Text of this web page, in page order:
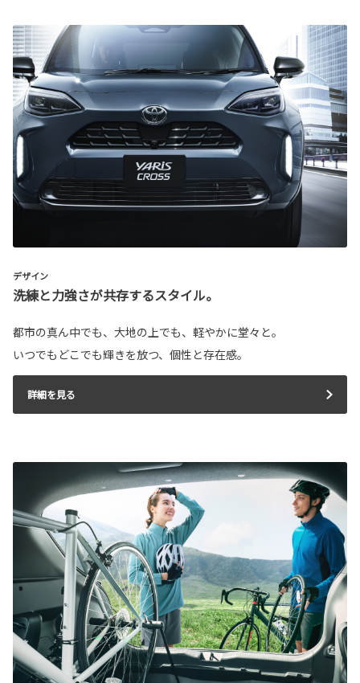
デザイン
洗練と力強さが共存するスタイル。
都市の真ん中でも、大地の上でも、軽やかに堂々と。
いつでもどこでも輝きを放つ、個性と存在感。
詳細を見る